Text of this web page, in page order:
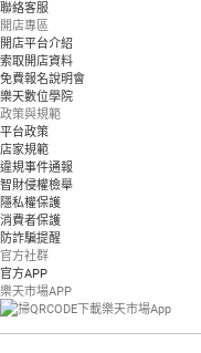
聯絡客服
開店專區
開店平台介紹
索取開店資料
免費報名說明會
樂天數位學院
政策與規範
平台政策
店家規範
違規事件通報
智財侵權檢舉
隱私權保護
消費者保護
防詐騙提醒
官方社群
官方APP
樂天市場APP